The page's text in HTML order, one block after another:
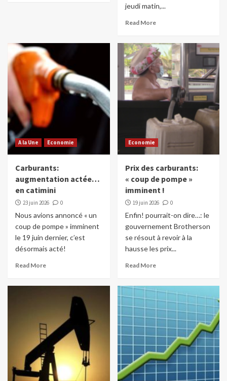
jeudi matin,...
Read More
A la Une Economie
Carburants:
augmentation actée…
en catimini
23 juin 2026 0
Nous avions annoncé « un
coup de pompe » imminent
le 19 juin dernier, c’est
désormais acté!
Read More
Economie
Prix des carburants:
« coup de pompe »
imminent !
19 juin 2026 0
Enfin! pourrait-on dire…: le
gouvernement Brotherson
se résout à revoir à la
hausse les prix...
Read More